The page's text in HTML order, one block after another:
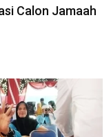
Calon Jamaah